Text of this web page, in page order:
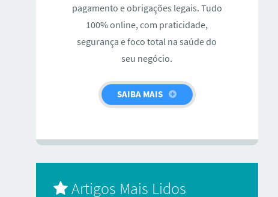
pagamento e obrigações legais. Tudo
100% online, com praticidade,
segurança e foco total na saúde do
seu negócio.
SAIBA MAIS
Artigos Mais Lidos